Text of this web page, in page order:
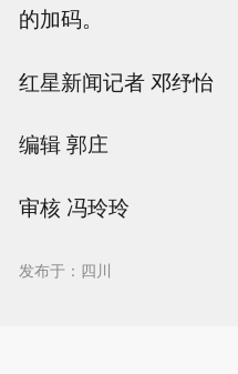
的加码。
红星新闻记者 邓纾怡
编辑 郭庄
审核 冯玲玲
发布于：四川